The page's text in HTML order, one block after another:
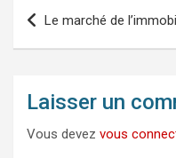
Navigation
de
Le marché de
Laisser un
Vous devez vous